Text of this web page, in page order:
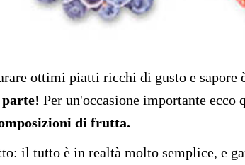
ottimi piatti ricchi di gusto e sapore
parte! Per un'occasione importante
di frutta.
il tutto è in realtà molto semplice, e